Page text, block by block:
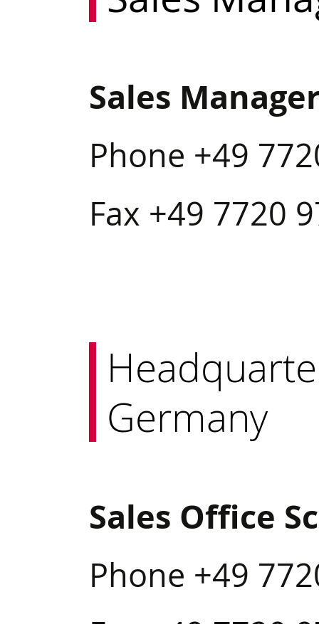
Sales
Phone +49
Fax +49 7720
Germany
Sales Office
Phone +49